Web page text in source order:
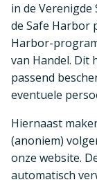
in de Verenigde
de Safe Harbor
Harbor-
van Handel. Dit
passend
eventuele
Hiernaast
(anoniem)
onze website.
automatisch